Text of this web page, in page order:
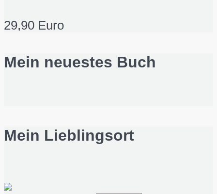
29,90 Euro
Mein neuestes Buch
Mein Lieblingsort